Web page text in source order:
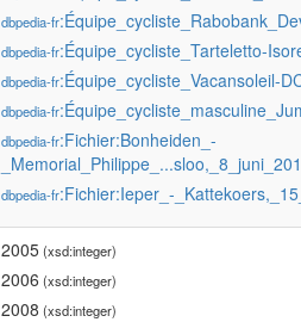
dbpedia-fr
dbpedia-fr:Équipe_cycliste_Tarteletto-
dbpedia-fr:Équipe_cycliste_Vacansoleil-
dbpedia-fr
dbpedia-fr:Fichier:Bonheiden_-
dbpedia-fr:Fichier:Ieper_-
2005(xsd:integer)
2006 (xsd:integer)
2008 (xsd:integer)